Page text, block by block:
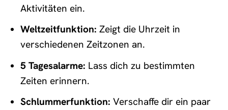
Aktivitäten ein.
Weltzeitfunktion: Zeigt die Uhrzeit in
verschiedenen Zeitzonen an.
5 Tagesalarme: Lass dich zu bestimmten
Zeiten erinnern.
Schlummerfunktion: Verschaffe dir ein paar